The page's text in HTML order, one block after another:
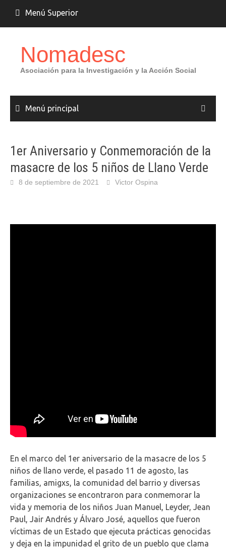
contenido
Menú Superior
Nomadesc
Asociación para la Investigación y la Acción Social
Menú principal
1er Aniversario y Conmemoración de la
masacre de los 5 niños de Llano Verde
8 de septiembre de 2021 Victor Ospina
En el marco del 1er aniversario de la masacre de los 5
niños de llano verde, el pasado 11 de agosto, las
familias, amigxs, la comunidad del barrio y diversas
organizaciones se encontraron para conmemorar la
vida y memoria de los niños Juan Manuel, Leyder, Jean
Paul, Jair Andrés y Álvaro José, aquellos que fueron
víctimas de un Estado que ejecuta prácticas genocidas
y deja en la impunidad el grito de un pueblo que clama